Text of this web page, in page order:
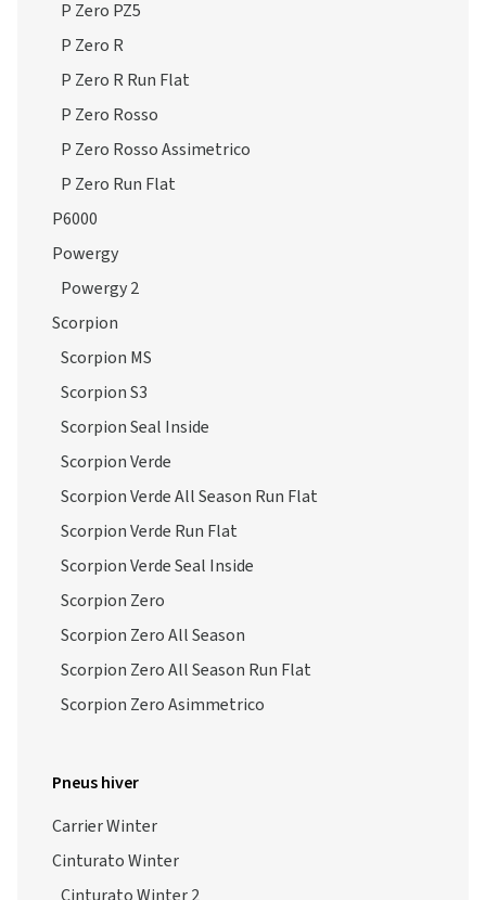
P Zero PZ5
P Zero R
P Zero R Run Flat
P Zero Rosso
P Zero Rosso Assimetrico
P Zero Run Flat
P6000
Powergy
Powergy 2
Scorpion
Scorpion MS
Scorpion S3
Scorpion Seal Inside
Scorpion Verde
Scorpion Verde All Season Run Flat
Scorpion Verde Run Flat
Scorpion Verde Seal Inside
Scorpion Zero
Scorpion Zero All Season
Scorpion Zero All Season Run Flat
Scorpion Zero Asimmetrico
Pneus hiver
Carrier Winter
Cinturato Winter